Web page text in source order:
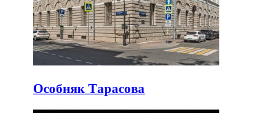
Особняк Тарасова